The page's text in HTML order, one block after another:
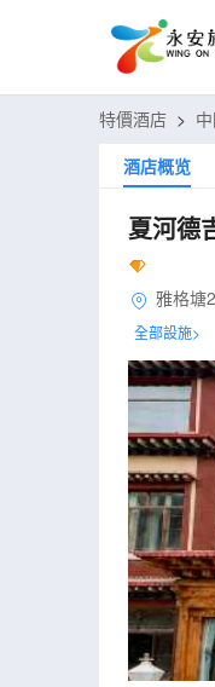
特價酒店 >
酒店概览
夏河德
雅格塘
全部設施>